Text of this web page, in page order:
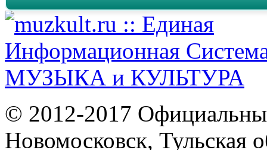
© 2012-2017
Новомосковск, Тульская